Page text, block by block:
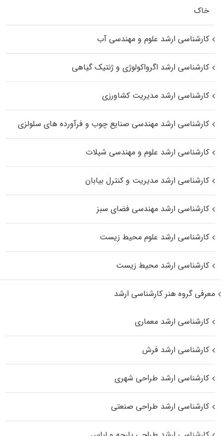
خاک
کارشناسی ارشد علوم و مهندسی آب
کارشناسی ارشد اگرواکولوژی و ژنتیک گیاهی
کارشناسی ارشد مدیریت کشاورزی
کارشناسی ارشد مهندسی صنایع چوب و فرآورده‌ های سلولزی
کارشناسی ارشد علوم و مهندسی شیلات
کارشناسی ارشد مدیریت و کنترل بیابان
کارشناسی ارشد مهندسی فضای سبز
کارشناسی ارشد علوم محیط‌ زیست
کارشناسی ارشد محیط زیست
معرفی گروه هنر کارشناسی ارشد
کارشناسی ارشد معماری
کارشناسی ارشد فرش
کارشناسی ارشد طراحی شهری
کارشناسی ارشد طراحی صنعتی